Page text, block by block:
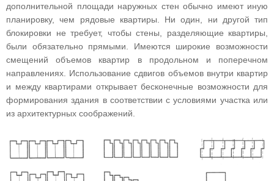
дополнительной площади наружных стен обычно имеют иную
планировку, чем рядовые квартиры. Ни один, ни другой тип
блокировки не требует, чтобы стены, разделяющие квартиры,
были обязательно прямыми. Имеются широкие возможности
смещений объемов квартир в продольном и поперечном
направлениях. Использование сдвигов объемов внутри квартир
и между квартирами открывает бесконечные возможности для
формирования здания в соответствии с условиями участка или
из архитектурных соображений.